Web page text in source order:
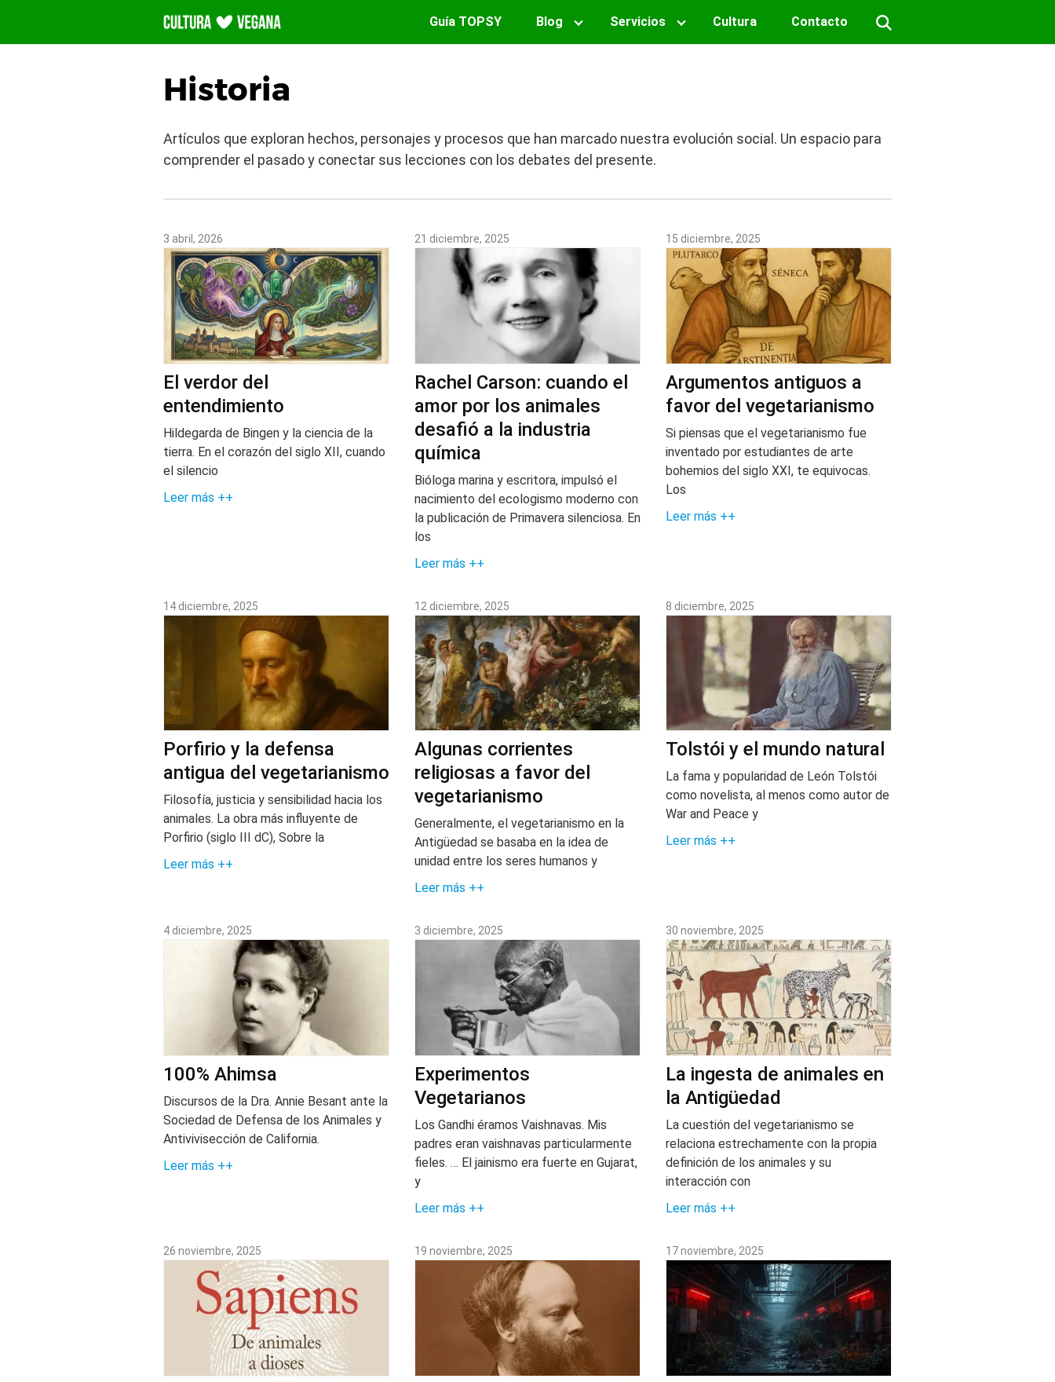
contenido
Guía TOPSY Blog Servicios Cultura Contacto
Historia
Artículos que exploran hechos, personajes y procesos que han marcado nuestra evolución social. Un espacio para
comprender el pasado y conectar sus lecciones con los debates del presente.
3 abril, 2026
El verdor del
entendimiento
Hildegarda de Bingen y la ciencia de la
tierra. En el corazón del siglo XII, cuando
el silencio
Leer más ++
21 diciembre, 2025
Rachel Carson: cuando el
amor por los animales
desafió a la industria
química
Bióloga marina y escritora, impulsó el
nacimiento del ecologismo moderno con
la publicación de Primavera silenciosa. En
los
Leer más ++
15 diciembre, 2025
Argumentos antiguos a
favor del vegetarianismo
Si piensas que el vegetarianismo fue
inventado por estudiantes de arte
bohemios del siglo XXI, te equivocas.
Los
Leer más ++
14 diciembre, 2025
Porfirio y la defensa
antigua del vegetarianismo
Filosofía, justicia y sensibilidad hacia los
animales. La obra más influyente de
Porfirio (siglo III dC), Sobre la
Leer más ++
12 diciembre, 2025
Algunas corrientes
religiosas a favor del
vegetarianismo
Generalmente, el vegetarianismo en la
Antigüedad se basaba en la idea de
unidad entre los seres humanos y
Leer más ++
8 diciembre, 2025
Tolstói y el mundo natural
La fama y popularidad de León Tolstói
como novelista, al menos como autor de
War and Peace y
Leer más ++
4 diciembre, 2025
100% Ahimsa
Discursos de la Dra. Annie Besant ante la
Sociedad de Defensa de los Animales y
Antivivisección de California.
Leer más ++
3 diciembre, 2025
Experimentos
Vegetarianos
Los Gandhi éramos Vaishnavas. Mis
padres eran vaishnavas particularmente
fieles. … El jainismo era fuerte en Gujarat,
y
Leer más ++
30 noviembre, 2025
La ingesta de animales en
la Antigüedad
La cuestión del vegetarianismo se
relaciona estrechamente con la propia
definición de los animales y su
interacción con
Leer más ++
26 noviembre, 2025 19 noviembre, 2025 17 noviembre, 2025